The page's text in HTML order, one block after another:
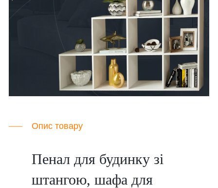
Опис товару
Пенал для будинку зі
штангою, шафа для